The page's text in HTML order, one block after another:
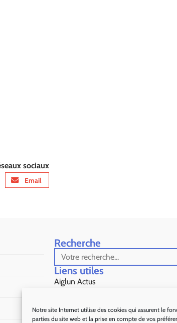
Notre site Internet utilise des cookies qui assurent le
parties du site web et la prise en compte de vos
sociaux
Email
Recherche
Liens utiles​
Aiglun Actus